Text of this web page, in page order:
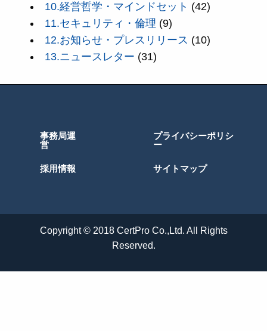
10.経営哲学・マインドセット (42)
11.セキュリティ・倫理 (9)
12.お知らせ・プレスリリース (10)
13.ニュースレター (31)
事務局運
営
採用情報
プライバシーポリシ
ー
サイトマップ
Copyright © 2018 CertPro Co.,Ltd. All Rights
Reserved.